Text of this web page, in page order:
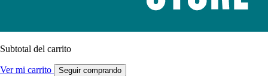
Subtotal del carrito
Ver mi carrito Seguir comprando